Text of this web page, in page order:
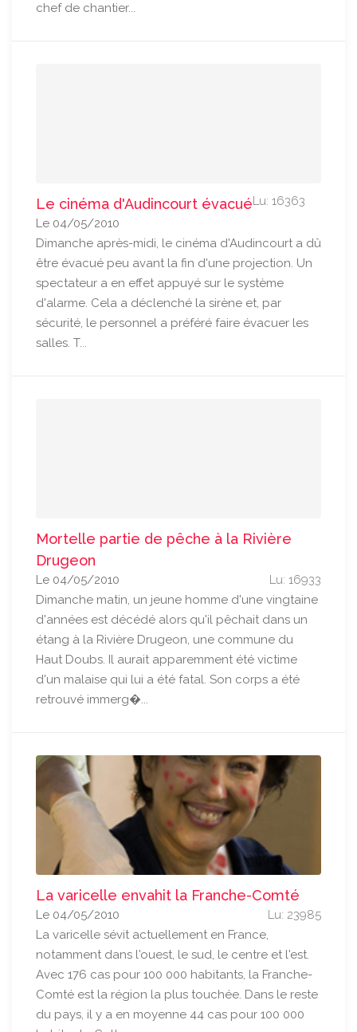
chef de chantier...
Le cinéma d'Audincourt évacuéLu: 16363
Le 04/05/2010
Dimanche après-midi, le cinéma d'Audincourt a dû
être évacué peu avant la fin d'une projection. Un
spectateur a en effet appuyé sur le système
d'alarme. Cela a déclenché la sirène et, par
sécurité, le personnel a préféré faire évacuer les
salles. T...
Mortelle partie de pêche à la Rivière
Drugeon
Lu: 16933
Le 04/05/2010
Dimanche matin, un jeune homme d'une vingtaine
d'années est décédé alors qu'il pêchait dans un
étang à la Rivière Drugeon, une commune du
Haut Doubs. Il aurait apparemment été victime
d'un malaise qui lui a été fatal. Son corps a été
retrouvé immerg�...
La varicelle envahit la Franche-Comté
Lu: 23985
Le 04/05/2010
La varicelle sévit actuellement en France,
notamment dans l'ouest, le sud, le centre et l'est.
Avec 176 cas pour 100 000 habitants, la Franche-
Comté est la région la plus touchée. Dans le reste
du pays, il y a en moyenne 44 cas pour 100 000